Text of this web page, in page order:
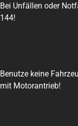
Bei Unfällen oder
144!
Benutze keine
mit Motorantrieb!